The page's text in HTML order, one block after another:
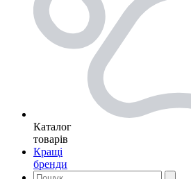
Каталог
товарів
Кращі
бренди